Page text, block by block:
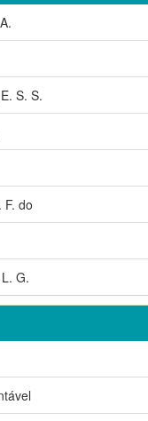
S. S.
F. do
G.